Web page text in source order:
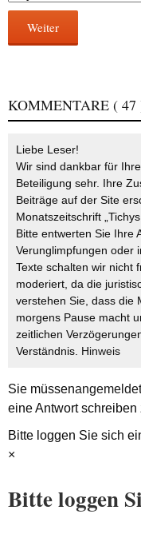
Weiter
KOMMENTARE ( 47
Liebe Leser!
Wir sind dankbar für
Beteiligung sehr. Ihre
Beiträge auf der Site
Monatszeitschrift
Bitte entwerten Sie Ihre
Verunglimpfungen oder
Texte schalten wir nicht
moderiert, da die
verstehen Sie, dass die
morgens Pause macht
zeitlichen
Verständnis. Hinweis
Sie müssenangemeldet
eine Antwort schreiben
Bitte loggen Sie sich
×
Bitte loggen